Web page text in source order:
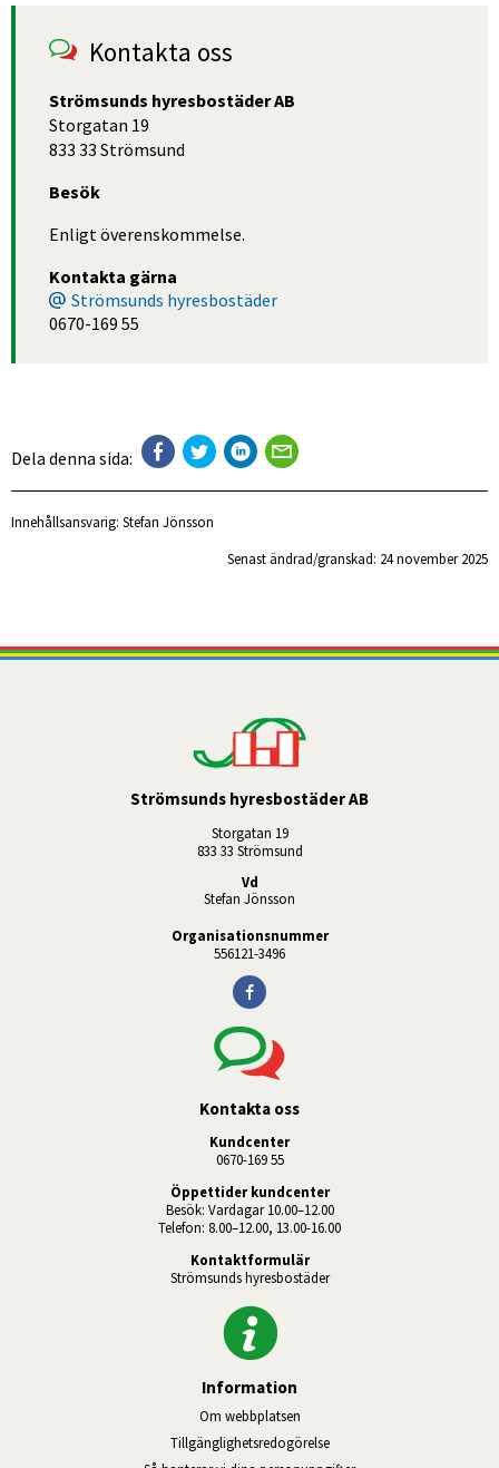
Kontakta oss
Strömsunds hyresbostäder AB
Storgatan 19
833 33 Strömsund
Besök
Enligt överenskommelse.
Kontakta gärna
Strömsunds hyresbostäder
0670-169 55
Dela denna sida:
Innehållsansvarig: Stefan Jönsson
Senast ändrad/granskad: 24 november 2025
Strömsunds hyresbostäder AB
Storgatan 19
833 33 Strömsund
Vd
Stefan Jönsson
Organisationsnummer
556121-3496
Kontakta oss
Kundcenter
0670-169 55
Öppettider kundcenter
Besök: Vardagar 10.00–12.00
Telefon: 8.00–12.00, 13.00-16.00
Kontaktformulär
Strömsunds hyresbostäder
Information
Om webbplatsen
Tillgänglighetsredogörelse